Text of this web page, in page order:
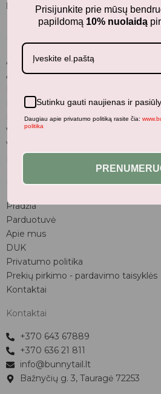
kokybiškus ir stilingus daiktus savo
Aksesuarai
Apranga
Pažaiskime
Populiariausi
Vaiko kambarys
Vasaros kolekcija
Naujienos
Nuorodos
Pradžia
Parduotuvė
Apie mus
DUK
Privatumo politika
Prekių pirkimo - pardavimo taisyklės
Kontaktai
Kontaktai
+370 643 67889
+370 636 21 811
info@bunnytail.lt
Bažnyčių g. 3, Tauragė 72253
Prisijunkite prie mūsų
papildomą 10% nuolaidą
Sutinku gauti naujienas ir
Daugiau apie privatumo politiką rasite čia:
politika